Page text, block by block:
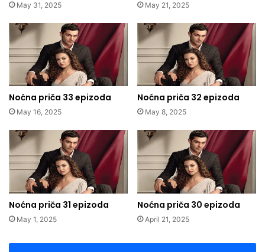
May 31, 2025 May 21, 2025
Noćna priča 33 epizoda
May 16, 2025
Noćna priča 32 epizoda
May 8, 2025
Noćna priča 31 epizoda
May 1, 2025
Noćna priča 30 epizoda
April 21, 2025